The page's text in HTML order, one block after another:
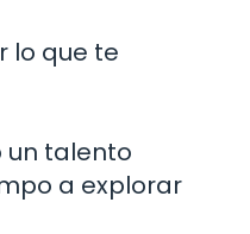
lo que te
un talento
a explorar